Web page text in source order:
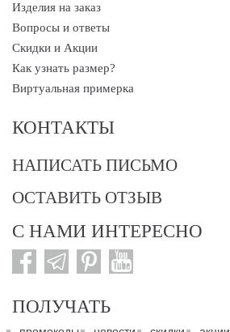
Изделия на заказ
Вопросы и ответы
Скидки и Акции
Как узнать размер?
Виртуальная примерка
КОНТАКТЫ
НАПИСАТЬ ПИСЬМО
ОСТАВИТЬ ОТЗЫВ
С НАМИ ИНТЕРЕСНО
ПОЛУЧАТЬ